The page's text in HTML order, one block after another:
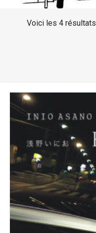
Voici les 4 résultats